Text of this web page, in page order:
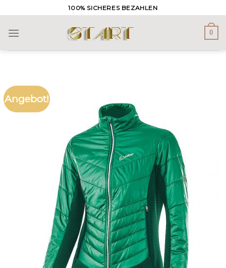
to
content
100% SICHERES BEZAHLEN
0
Angebot!